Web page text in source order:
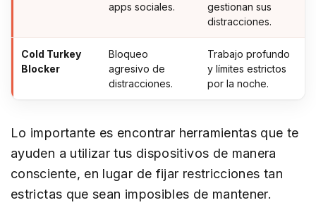
apps sociales.
gestionan sus
distracciones.
Cold Turkey
Blocker
Bloqueo
agresivo de
distracciones.
Trabajo profundo
y límites estrictos
por la noche.
Lo importante es encontrar herramientas que te
ayuden a utilizar tus dispositivos de manera
consciente, en lugar de fijar restricciones tan
estrictas que sean imposibles de mantener.